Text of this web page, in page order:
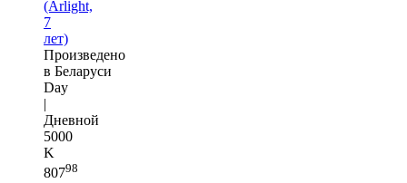
(Arlight,
7
лет)
Произведено
в Беларуси
Day
|
Дневной
5000
K
80798